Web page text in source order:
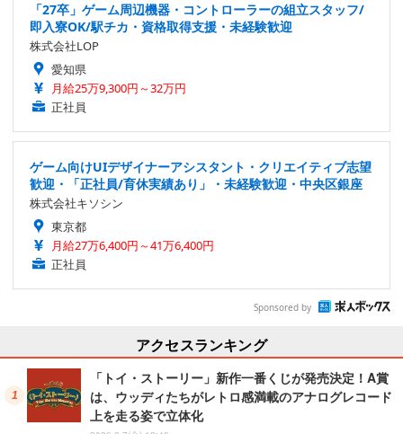
「27卒」ゲーム周辺機器・コントローラーの組立スタッフ/
即入寮OK/駅チカ・資格取得支援・未経験歓迎
株式会社LOP
愛知県
月給25万9,300円～32万円
正社員
ゲーム向けUIデザイナーアシスタント・クリエイティブ志望
歓迎・「正社員/育休実績あり」・未経験歓迎・中央区銀座
株式会社キソシン
東京都
月給27万6,400円～41万6,400円
正社員
Sponsored by
アクセスランキング
「トイ・ストーリー」新作一番くじが発売決定！A賞
は、ウッディたちがレトロ感満載のアナログレコード
上を走る姿で立体化